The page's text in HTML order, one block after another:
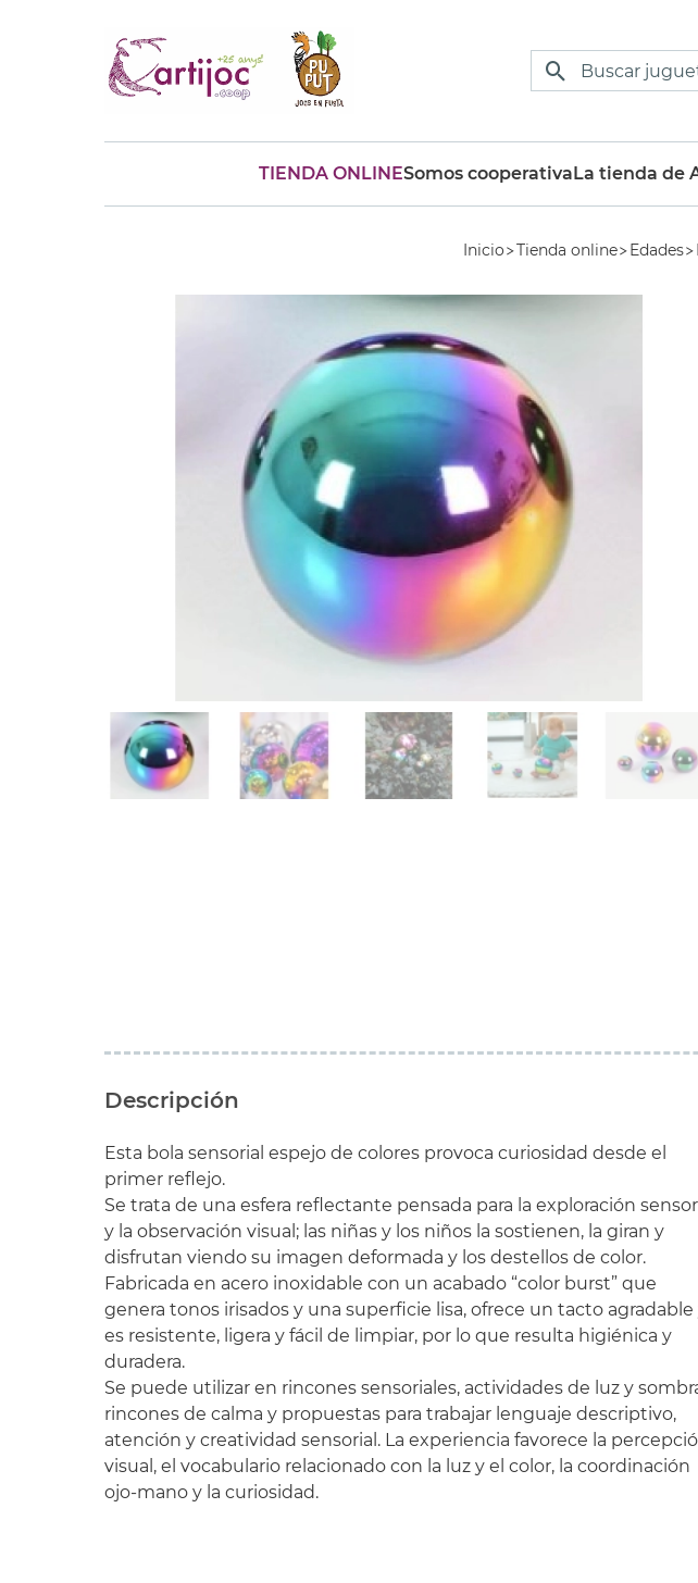
Puzzle
Botella
TIENDA ONLINESomos cooperativaLa tienda de
Inicio Tienda online Edades
Descripción
Esta bola sensorial espejo de colores provoca curiosidad desde el
primer reflejo.
Se trata de una esfera reflectante pensada para la exploración
y la observación visual; las niñas y los niños la sostienen, la giran y
disfrutan viendo su imagen deformada y los destellos de color.
Fabricada en acero inoxidable con un acabado “color burst” que
genera tonos irisados y una superficie lisa, ofrece un tacto agradable
es resistente, ligera y fácil de limpiar, por lo que resulta higiénica y
duradera.
Se puede utilizar en rincones sensoriales, actividades de luz y
rincones de calma y propuestas para trabajar lenguaje descriptivo,
atención y creatividad sensorial. La experiencia favorece la
visual, el vocabulario relacionado con la luz y el color, la coordinación
ojo-mano y la curiosidad.